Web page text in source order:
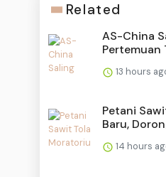
Related
AS-China
Pertemuan
13 hours
Petani
Baru,
14 hours